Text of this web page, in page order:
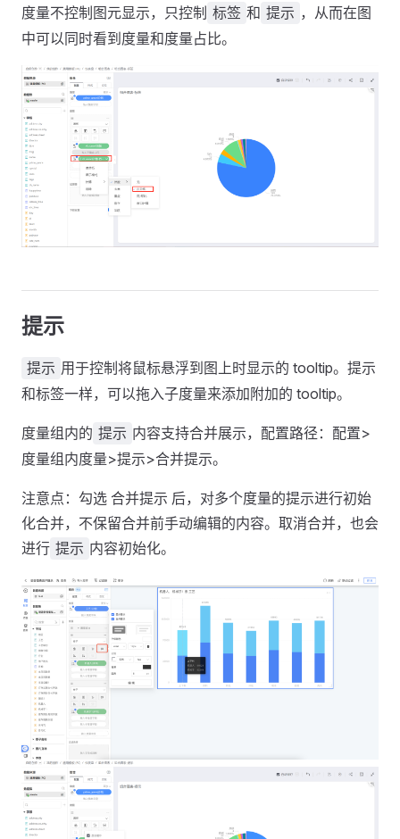
度量不控制图元显示，只控制 标签 和 提示 ，从而在图
中可以同时看到度量和度量占比。
提示
提示 用于控制将鼠标悬浮到图上时显示的 tooltip。提示
和标签一样，可以拖入子度量来添加附加的 tooltip。
度量组内的 提示 内容支持合并展示，配置路径：配置>
度量组内度量>提示>合并提示。
注意点：勾选 合并提示 后，对多个度量的提示进行初始
化合并，不保留合并前手动编辑的内容。取消合并，也会
进行 提示 内容初始化。